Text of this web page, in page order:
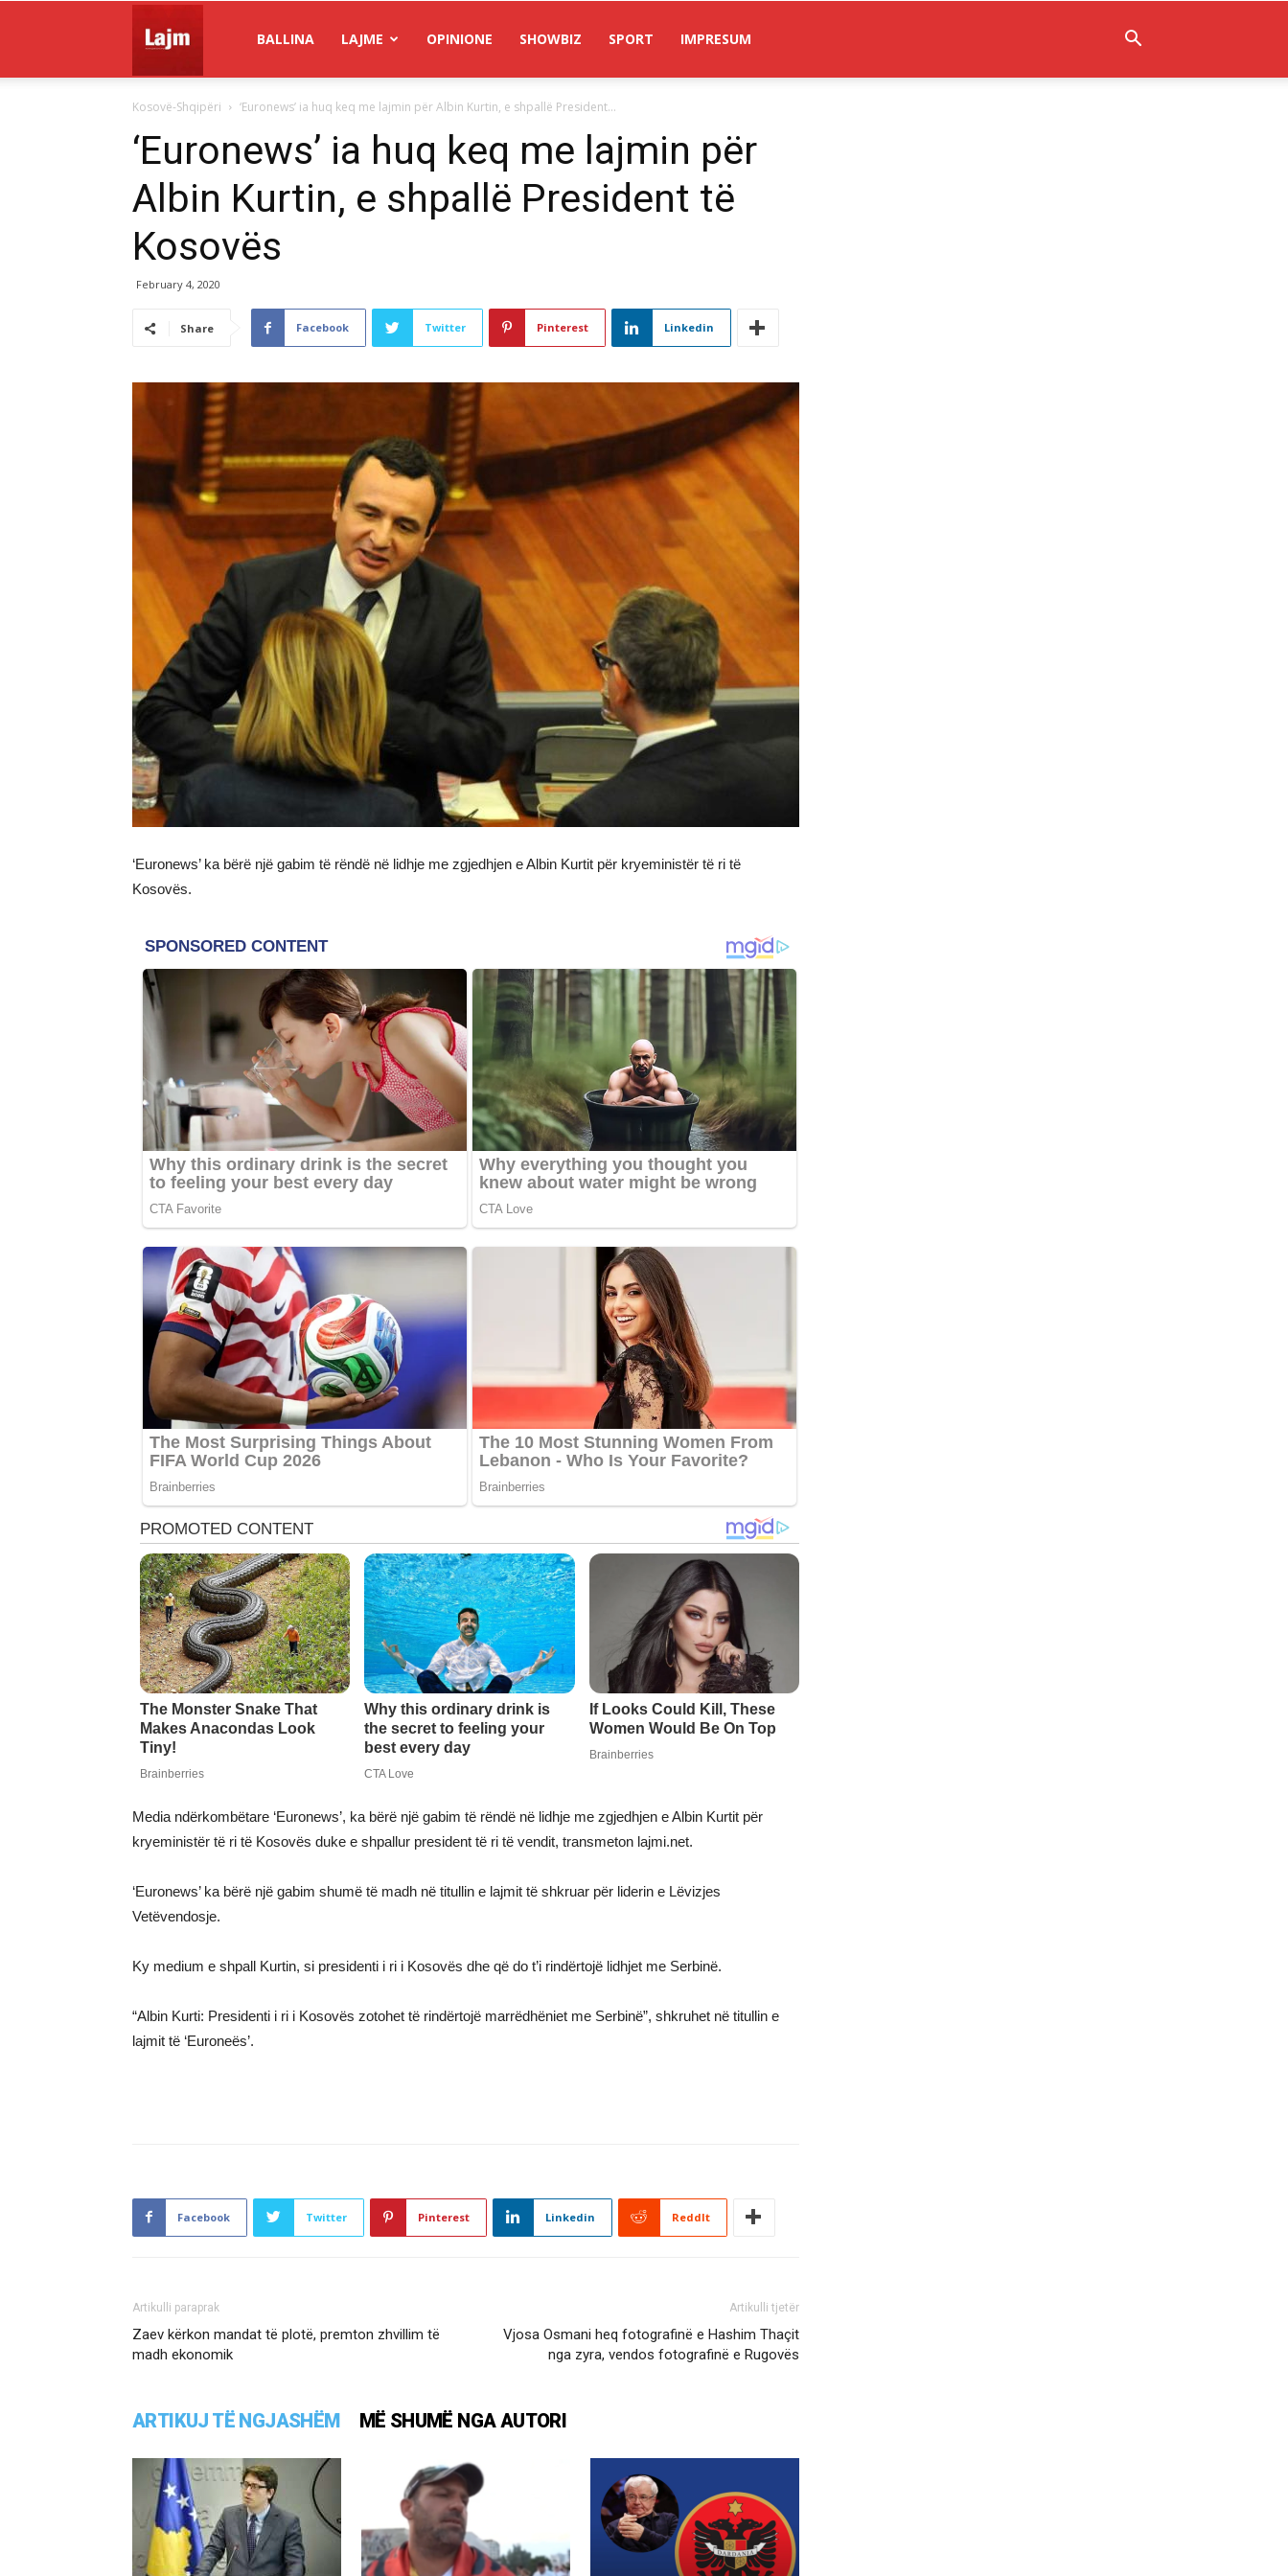
Lajm
BALLINA LAJME OPINIONE SHOWBIZ SPORT IMPRESUM
Kosovë-Shqipëri ‘Euronews’ ia huq keq me lajmin për Albin Kurtin, e shpallë President...
‘Euronews’ ia huq keq me lajmin për
Albin Kurtin, e shpallë President të
Kosovës
February 4, 2020
Share Facebook Twitter Pinterest Linkedin
‘Euronews’ ka bërë një gabim të rëndë në lidhje me zgjedhjen e Albin Kurtit për kryeministër të ri të
Kosovës.
Media ndërkombëtare ‘Euronews’, ka bërë një gabim të rëndë në lidhje me zgjedhjen e Albin Kurtit për
kryeministër të ri të Kosovës duke e shpallur president të ri të vendit, transmeton lajmi.net.
‘Euronews’ ka bërë një gabim shumë të madh në titullin e lajmit të shkruar për liderin e Lëvizjes
Vetëvendosje.
Ky medium e shpall Kurtin, si presidenti i ri i Kosovës dhe që do t’i rindërtojë lidhjet me Serbinë.
“Albin Kurti: Presidenti i ri i Kosovës zotohet të rindërtojë marrëdhëniet me Serbinë”, shkruhet në titullin e
lajmit të ‘Euroneës’.
Facebook Twitter Pinterest Linkedin ReddIt
Artikulli paraprak
Zaev kërkon mandat të plotë, premton zhvillim të
madh ekonomik
Artikulli tjetër
Vjosa Osmani heq fotografinë e Hashim Thaçit
nga zyra, vendos fotografinë e Rugovës
ARTIKUJ TË NGJASHËM MË SHUMË NGA AUTORI